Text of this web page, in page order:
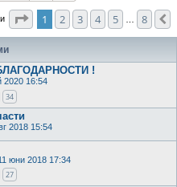
Страница1 от
1 2 3 4 5 8
!
2020 16:54
34
2018 15:54
юни 2018 17:34
27